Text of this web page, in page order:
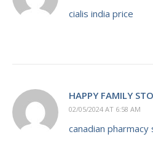
cialis india price
HAPPY FAMILY
02/05/2024 AT 6:58 AM
canadian pharmacy